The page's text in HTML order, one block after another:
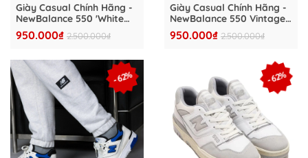
Giày Casual Chính Hãng -
NewBalance 550 'White
Winter Fog' - BB550WCA
950.000₫ 2.500.000₫
Giày Casual Chính Hãng -
NewBalance 550 Vintage
'White Blue' - BB550SWC
950.000₫ 2.500.000₫
- 62% - 62%